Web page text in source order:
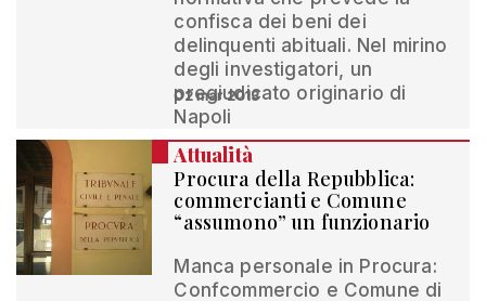
confisca dei beni dei
delinquenti abituali. Nel mirino
degli investigatori, un
pregiudicato originario di
Napoli
02 mar 2013
Attualità
Procura della Repubblica:
commercianti e Comune
“assumono” un funzionario
Manca personale in Procura:
Confcommercio e Comune di